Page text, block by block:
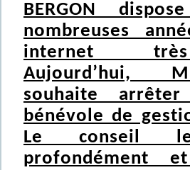
BERGON
nombreuses
internet
Aujourd’hui,
souhaite
bénévole de
Le conseil
profondément